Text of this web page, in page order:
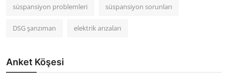
süspansiyon problemleri süspansiyon sorunları
DSG şanzıman elektrik arızaları
Anket Köşesi